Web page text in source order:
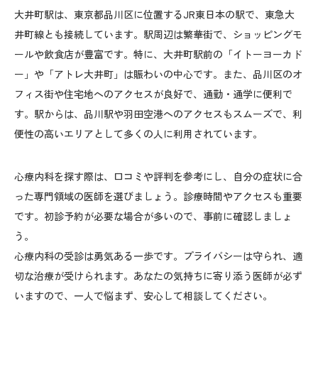
大井町駅は、東京都品川区に位置するJR東日本の駅で、東急大
井町線とも接続しています。駅周辺は繁華街で、ショッピングモ
ールや飲食店が豊富です。特に、大井町駅前の「イトーヨーカド
ー」や「アトレ大井町」は賑わいの中心です。また、品川区のオ
フィス街や住宅地へのアクセスが良好で、通勤・通学に便利で
す。駅からは、品川駅や羽田空港へのアクセスもスムーズで、利
便性の高いエリアとして多くの人に利用されています。
心療内科を探す際は、口コミや評判を参考にし、自分の症状に合
った専門領域の医師を選びましょう。診療時間やアクセスも重要
です。初診予約が必要な場合が多いので、事前に確認しましょ
う。
心療内科の受診は勇気ある一歩です。プライバシーは守られ、適
切な治療が受けられます。あなたの気持ちに寄り添う医師が必ず
いますので、一人で悩まず、安心して相談してください。